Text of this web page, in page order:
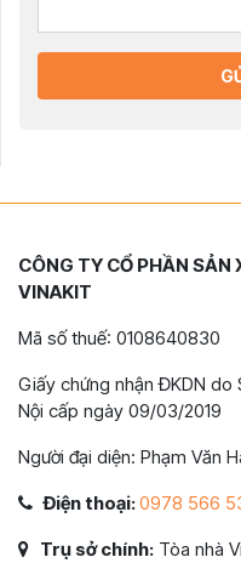
CÔNG TY CỔ PHẦN SẢN
VINAKIT
Mã số thuế: 0108640830
Giấy chứng nhận ĐKDN do
Nội cấp ngày 09/03/2019
Người đại diện: Phạm Văn
Điện thoại:0978 566
Trụ sở chính: Tòa nhà